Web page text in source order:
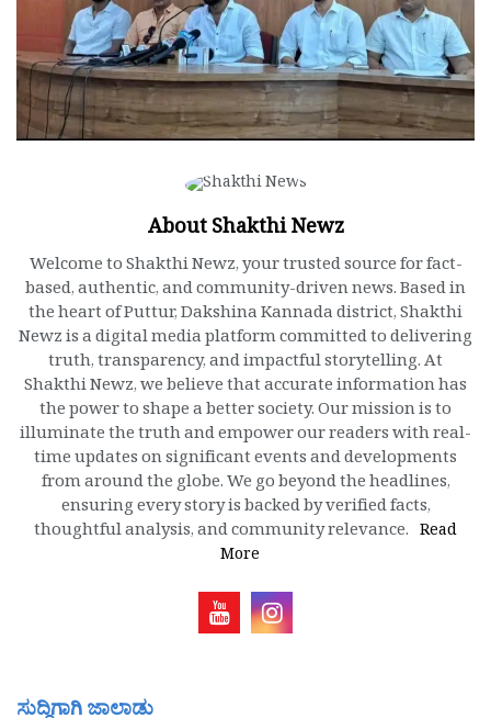
About Shakthi Newz
Welcome to Shakthi Newz, your trusted source for fact-
based, authentic, and community-driven news. Based in
the heart of Puttur, Dakshina Kannada district, Shakthi
Newz is a digital media platform committed to delivering
truth, transparency, and impactful storytelling. At
Shakthi Newz, we believe that accurate information has
the power to shape a better society. Our mission is to
illuminate the truth and empower our readers with real-
time updates on significant events and developments
from around the globe. We go beyond the headlines,
ensuring every story is backed by verified facts,
thoughtful analysis, and community relevance. Read
More